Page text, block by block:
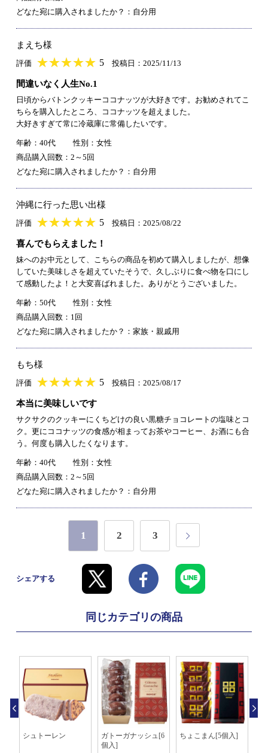
どなた宛に購入されましたか？：自分用
まえち様
評価 ★★★★★
★★★★★ 5 投稿日：2025/11/13
間違いなく人生No.1
日頃からバトンクッキーココナッツが大好きです。お勧めされてこ
ちらを購入したところ、ココナッツを超えました。
大好きすぎて常に冷蔵庫に常備したいです。
年齢：40代
性別：女性
商品購入回数：2～5回
どなた宛に購入されましたか？：自分用
沖縄に行った思い出様
評価 ★★★★★
★★★★★ 5 投稿日：2025/08/22
喜んでもらえました！
妹へのお中元として、こちらの商品を初めて購入しましたが、想像
していた美味しさを超えていたそうで、久しぶりに食べ物を口にし
て感動したよ！と大変喜ばれました。ありがとうございました。
年齢：50代
性別：女性
商品購入回数：1回
どなた宛に購入されましたか？：家族・親戚用
もち様
評価 ★★★★★
★★★★★ 5 投稿日：2025/08/17
本当に美味しいです
サクサクのクッキーにくちどけの良い黒糖チョコレートの塩味とコ
ク。更にココナッツの食感が相まってお茶やコーヒー、お酒にも合
う。何度も購入したくなります。
年齢：40代
性別：女性
商品購入回数：2～5回
どなた宛に購入されましたか？：自分用
1 2 3
シェアする
同じカテゴリの商品
シュトーレン
ガトーガナッシュ[6
個入]
ちょこまん[5個入]